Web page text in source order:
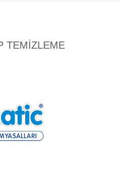
TEMİZLEME